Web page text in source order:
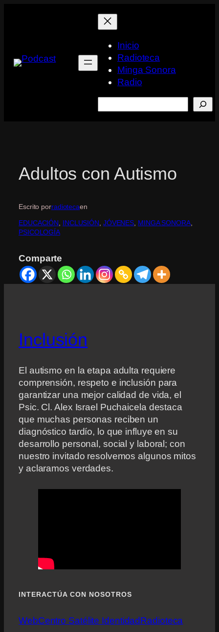
Inicio
Radioteca
Minga Sonora
Radio
Adultos con Autismo
Escrito porradiotecaen
EDUCACIÓN INCLUSIÓN JÓVENES MINGA SONORA
PSICOLOGÍA
Comparte
Inclusión
El autismo en la etapa adulta requiere
comprensión, respeto e inclusión para
garantizar una mejor calidad de vida, el
Psic. Cl. Alex Israel Puchaicela destaca
que muchas personas reciben un
diagnóstico tardío, lo que influye en su
desarrollo personal, social y laboral; con
nuestro invitado resolvemos algunos mitos
y aclaramos verdades.
INTERACTÚA CON NOSOTROS
WebCentro Satélite IdentidadRadioteca